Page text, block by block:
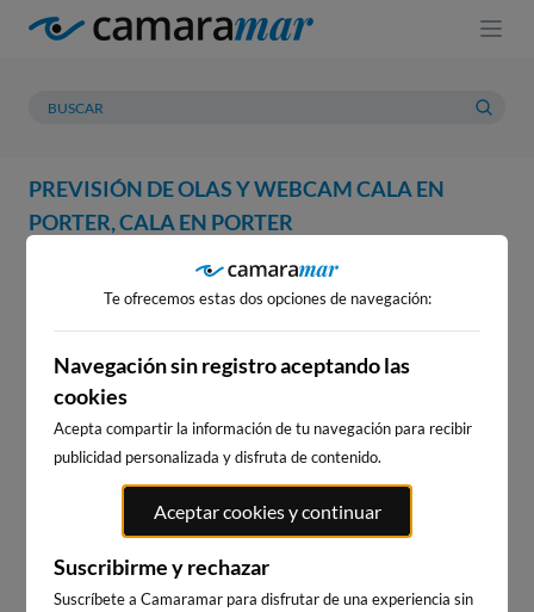
PREVISIÓN DE OLAS Y WEBCAM CALA EN
PORTER, CALA EN PORTER
PREVISIÓN METEOROLOGÍA
WEBCAM CALA EN PORTER,
CALA EN PORTER
WEBCAMS CERCANAS
Te ofrecemos estas dos opciones de navegación:
Navegación sin registro aceptando las
cookies
Acepta compartir la información de tu navegación para recibir
publicidad personalizada y disfruta de contenido.
Aceptar cookies y continuar
Suscribirme y rechazar
Suscríbete a Camaramar para disfrutar de una experiencia sin